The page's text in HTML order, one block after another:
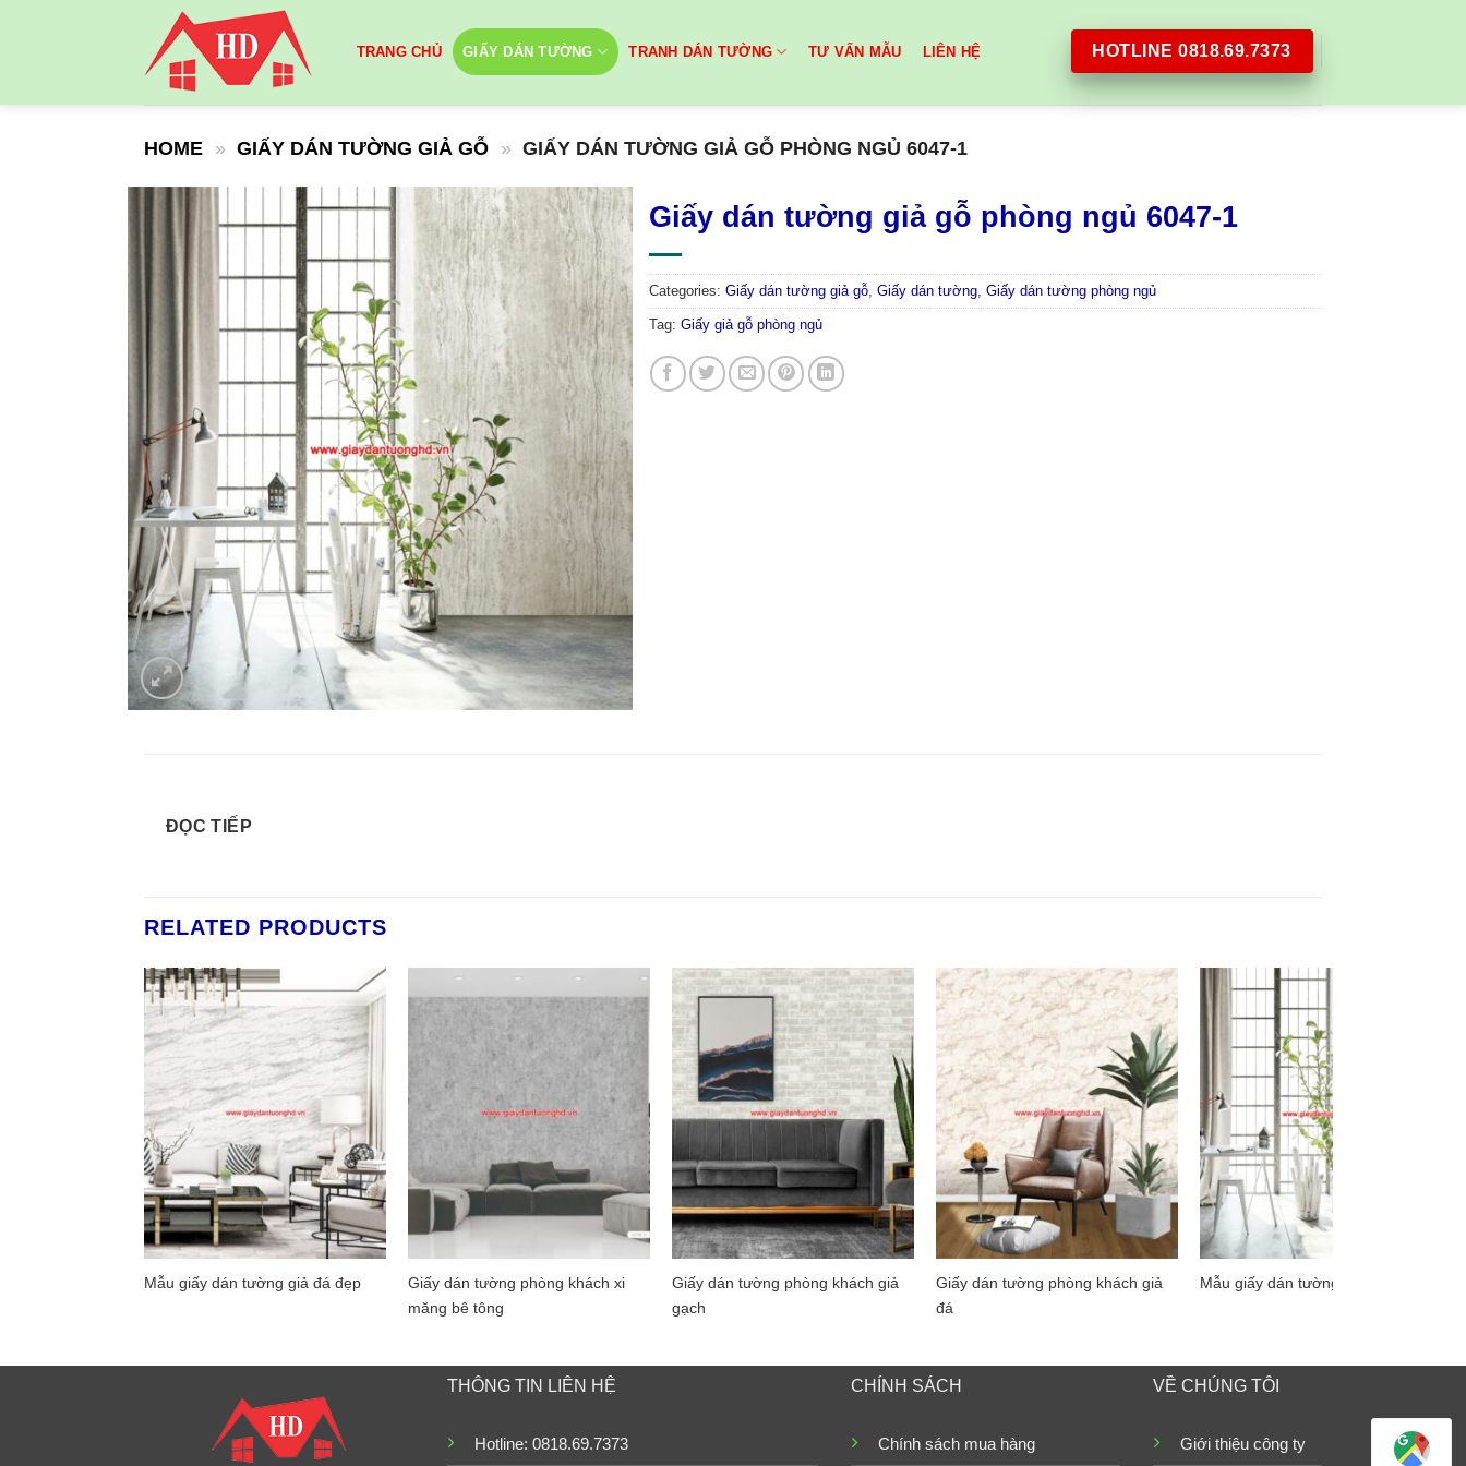
TRANG CHỦ GIẤY DÁN TƯỜNG TRANH DÁN TƯỜNG TƯ VẤN MẪU LIÊN HỆ HOTLINE 0818.69.7373
HOME » GIẤY DÁN TƯỜNG GIẢ GỖ » GIẤY DÁN TƯỜNG GIẢ GỖ PHÒNG NGỦ 6047-1
Giấy dán tường giả gỗ phòng ngủ 6047-1
Categories: Giấy dán tường giả gỗ, Giấy dán tường, Giấy dán tường phòng ngủ
Tag: Giấy giả gỗ phòng ngủ
ĐỌC TIẾP
RELATED PRODUCTS
Mẫu giấy dán tường giả đá đẹp
Giấy dán tường phòng khách xi
măng bê tông
Giấy dán tường phòng khách giả
gạch
Giấy dán tường phòng khách giả
đá
Mẫu giấy dán tường giả gỗ đẹp
THÔNG TIN LIÊN HỆ
Hotline: 0818.69.7373
CHÍNH SÁCH
Chính sách mua hàng
VỀ CHÚNG TÔI
Giới thiệu công ty